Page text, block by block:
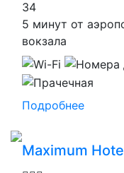
34
5 минут от
вокзала
Подробнее
Maximum